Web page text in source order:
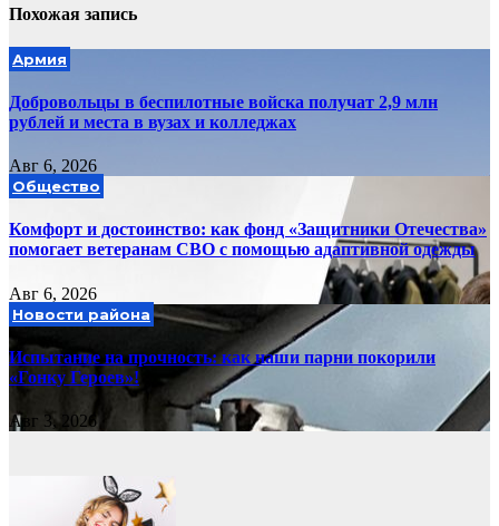
Похожая запись
Армия
Добровольцы в беспилотные войска получат 2,9 млн
рублей и места в вузах и колледжах
Авг 6, 2026
Общество
Комфорт и достоинство: как фонд «Защитники Отечества»
помогает ветеранам СВО с помощью адаптивной одежды
Авг 6, 2026
Новости района
Испытание на прочность: как наши парни покорили
«Гонку Героев»!
Авг 3, 2026